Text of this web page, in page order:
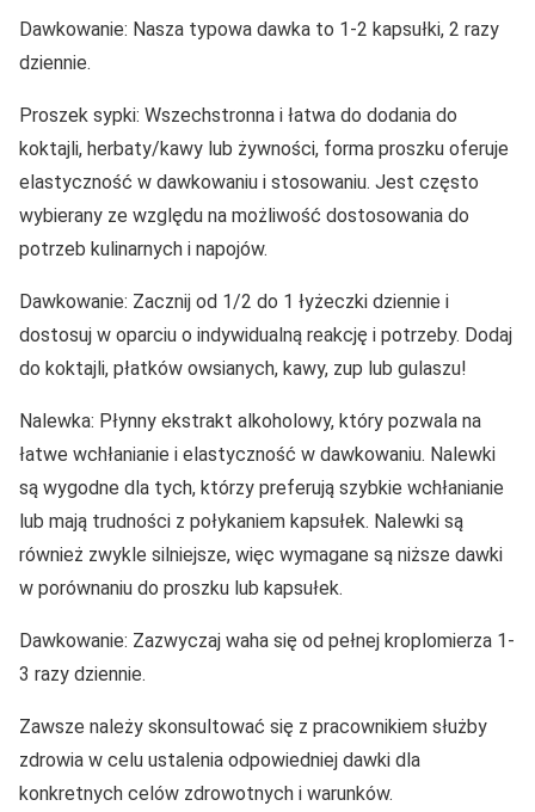
Dawkowanie: Nasza typowa dawka to 1-2 kapsułki, 2 razy
dziennie.
Proszek sypki: Wszechstronna i łatwa do dodania do
koktajli, herbaty/kawy lub żywności, forma proszku oferuje
elastyczność w dawkowaniu i stosowaniu. Jest często
wybierany ze względu na możliwość dostosowania do
potrzeb kulinarnych i napojów.
Dawkowanie: Zacznij od 1/2 do 1 łyżeczki dziennie i
dostosuj w oparciu o indywidualną reakcję i potrzeby. Dodaj
do koktajli, płatków owsianych, kawy, zup lub gulaszu!
Nalewka: Płynny ekstrakt alkoholowy, który pozwala na
łatwe wchłanianie i elastyczność w dawkowaniu. Nalewki
są wygodne dla tych, którzy preferują szybkie wchłanianie
lub mają trudności z połykaniem kapsułek. Nalewki są
również zwykle silniejsze, więc wymagane są niższe dawki
w porównaniu do proszku lub kapsułek.
Dawkowanie: Zazwyczaj waha się od pełnej kroplomierza 1-
3 razy dziennie.
Zawsze należy skonsultować się z pracownikiem służby
zdrowia w celu ustalenia odpowiedniej dawki dla
konkretnych celów zdrowotnych i warunków.